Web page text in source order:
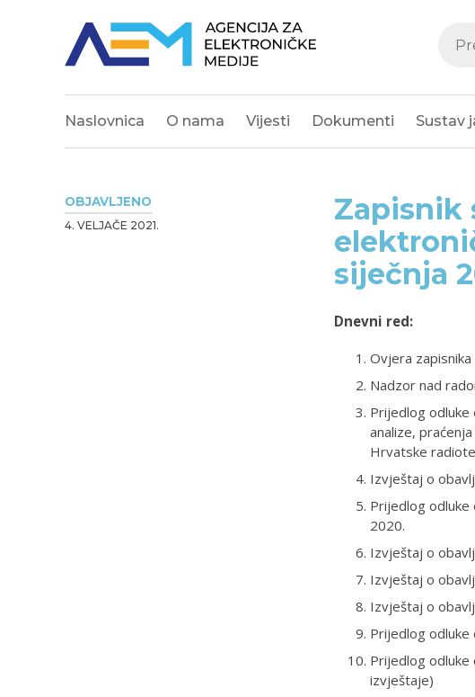
Naslovnica O nama Vijesti Dokumenti Sustav
OBJAVLJENO
4. VELJAČE 2021.
Zapisnik
siječnja
Dnevni red:
Ovjera zapisnika
Nadzor nad
Prijedlog odluke
analize,
Hrvatske
Izvještaj o
Prijedlog odluke
2020.
Izvještaj o
Izvještaj o
Izvještaj o
Prijedlog odluke
Prijedlog odluke
izvještaje)